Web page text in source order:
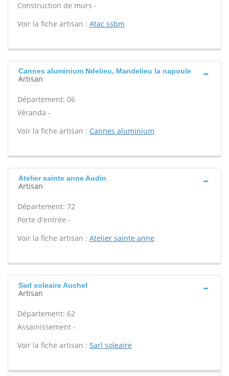
Construction de murs -
Voir la fiche artisan : Atac ssbm
Cannes aluminium Ndelieu, Mandelieu la napoule
Artisan
Département: 06
Véranda -
Voir la fiche artisan : Cannes aluminium
Atelier sainte anne Audin
Artisan
Département: 72
Porte d'entrée -
Voir la fiche artisan : Atelier sainte anne
Sarl soleaire Auchel
Artisan
Département: 62
Assainissement -
Voir la fiche artisan : Sarl soleaire